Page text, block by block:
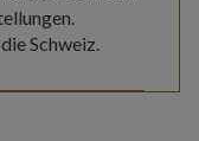
Schweiz.